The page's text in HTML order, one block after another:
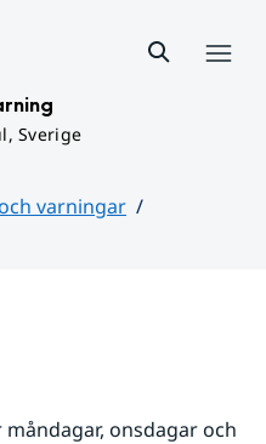
Sverige
varningar
onsdagar och